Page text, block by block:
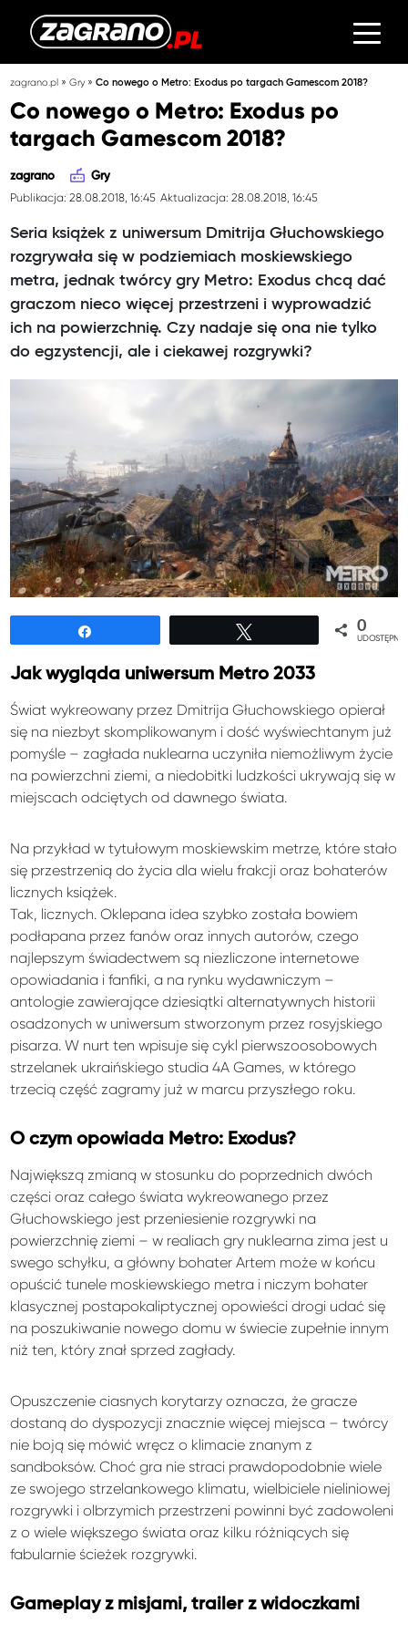
zagrano.pl »Gry»Co nowego o Metro: Exodus po targach Gamescom 2018?
Co nowego o Metro: Exodus po
targach Gamescom 2018?
zagrano Gry
Publikacja: 28.08.2018, 16:45 Aktualizacja: 28.08.2018, 16:45
Seria książek z uniwersum Dmitrija Głuchowskiego
rozgrywała się w podziemiach moskiewskiego
metra, jednak twórcy gry Metro: Exodus chcą dać
graczom nieco więcej przestrzeni i wyprowadzić
ich na powierzchnię. Czy nadaje się ona nie tylko
do egzystencji, ale i ciekawej rozgrywki?
0
Jak wygląda uniwersum Metro 2033
Świat wykreowany przez Dmitrija Głuchowskiego opierał
się na niezbyt skomplikowanym i dość wyświechtanym już
pomyśle – zagłada nuklearna uczyniła niemożliwym życie
na powierzchni ziemi, a niedobitki ludzkości ukrywają się w
miejscach odciętych od dawnego świata.
Na przykład w tytułowym moskiewskim metrze, które stało
się przestrzenią do życia dla wielu frakcji oraz bohaterów
licznych książek.
Tak, licznych. Oklepana idea szybko została bowiem
podłapana przez fanów oraz innych autorów, czego
najlepszym świadectwem są niezliczone internetowe
opowiadania i fanfiki, a na rynku wydawniczym –
antologie zawierające dziesiątki alternatywnych historii
osadzonych w uniwersum stworzonym przez rosyjskiego
pisarza. W nurt ten wpisuje się cykl pierwszoosobowych
strzelanek ukraińskiego studia 4A Games, w którego
trzecią część zagramy już w marcu przyszłego roku.
O czym opowiada Metro: Exodus?
Największą zmianą w stosunku do poprzednich dwóch
części oraz całego świata wykreowanego przez
Głuchowskiego jest przeniesienie rozgrywki na
powierzchnię ziemi – w realiach gry nuklearna zima jest u
swego schyłku, a główny bohater Artem może w końcu
opuścić tunele moskiewskiego metra i niczym bohater
klasycznej postapokaliptycznej opowieści drogi udać się
na poszukiwanie nowego domu w świecie zupełnie innym
niż ten, który znał sprzed zagłady.
Opuszczenie ciasnych korytarzy oznacza, że gracze
dostaną do dyspozycji znacznie więcej miejsca – twórcy
nie boją się mówić wręcz o klimacie znanym z
sandboksów. Choć gra nie straci prawdopodobnie wiele
ze swojego strzelankowego klimatu, wielbiciele nieliniowej
rozgrywki i olbrzymich przestrzeni powinni być zadowoleni
z o wiele większego świata oraz kilku różniących się
fabularnie ścieżek rozgrywki.
Gameplay z misjami, trailer z widoczkami